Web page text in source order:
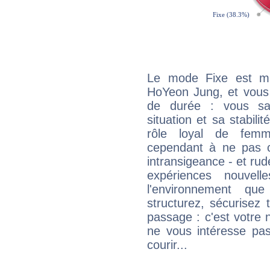
Le mode Fixe est
HoYeon Jung, et
de durée : vous
situation et sa
rôle loyal de
cependant à ne pas
intransigeance - et
expériences
l'environnement
structurez, sécurisez
passage : c'est votre
ne vous intéresse
courir...